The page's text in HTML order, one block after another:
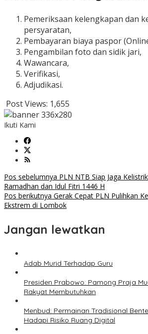
Pemeriksaan kelengkapan dan
persyaratan,
Pembayaran biaya paspor
Pengambilan foto dan sidik jari,
Wawancara,
Verifikasi,
Adjudikasi.
Post Views: 1,655
Ikuti Kami
Navigasi
pos
Pos sebelumnya PLN NTB Siap Jaga
Ramadhan dan Idul Fitri 1446 H
Pos berikutnya Gerak Cepat PLN Pulihkan
Ekstrem di Lombok
Jangan lewatkan
Adab Murid Terhadap Guru
Presiden Prabowo: Pamong Praja
Rakyat Membutuhkan
Menbud: Permainan Tradisional
Hadapi Risiko Ruang Digital